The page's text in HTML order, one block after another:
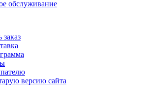
обслуживание
версию сайта